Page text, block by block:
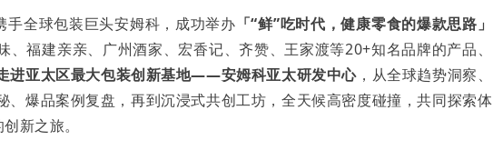
全球包装巨头安姆科，成功举办 「“鲜”吃时代，健康零食的爆款思路」
、福建亲亲、广州酒家、宏香记、齐赞、王家渡等20+知名品牌的产品、
进亚太区最大包装创新基地——安姆科亚太研发中心 ，从全球趋势洞察、
、爆品案例复盘，再到沉浸式共创工坊，全天候高密度碰撞，共同探索体
新之旅。